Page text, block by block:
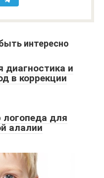
интересно
и
в коррекции
для
алалии